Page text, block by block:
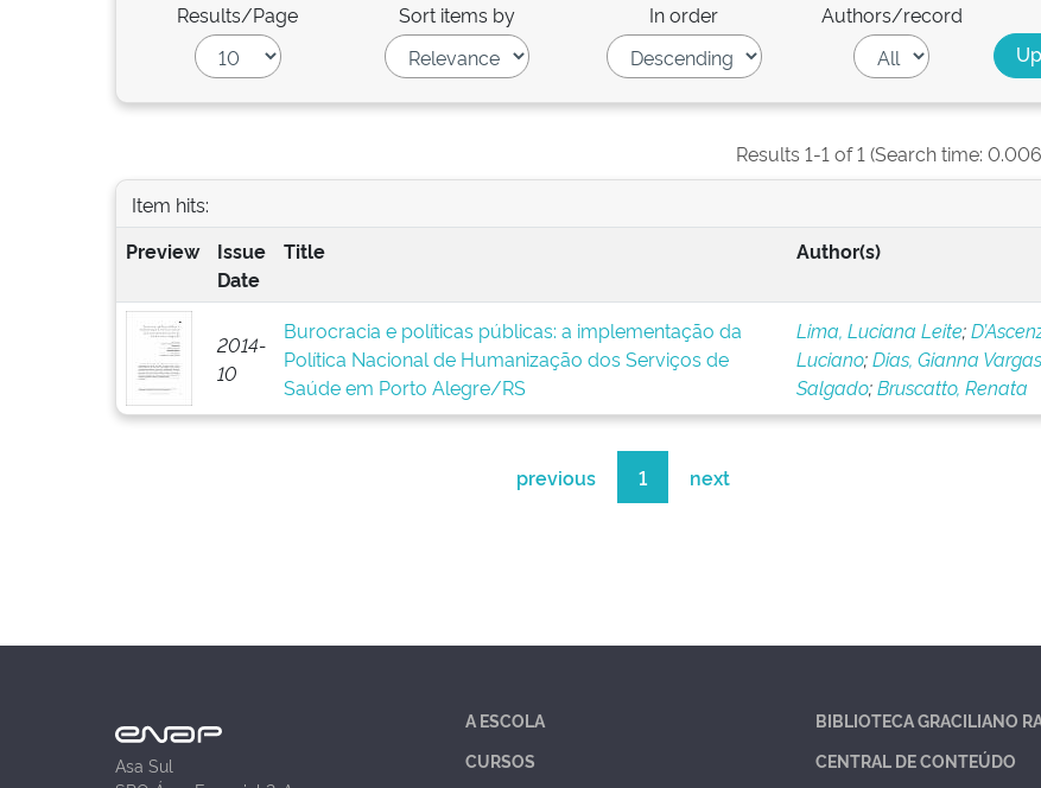
Results/Page Sort items by In order Authors/record
Results 1-1 of 1 (Search time:
Item hits:
Preview
Issue
Date
Title Author(s)
2014-
10
Burocracia e políticas públicas: a implementação da
Política Nacional de Humanização dos Serviços de
Saúde em Porto Alegre/RS
Lima, Luciana Leite;
Luciano;Dias, Gianna Vargas
Salgado;Bruscatto, Renata
previous 1 next
Asa Sul
A ESCOLA
CURSOS
BIBLIOTECA GRACILIANO
CENTRAL DE CONTEÚDO